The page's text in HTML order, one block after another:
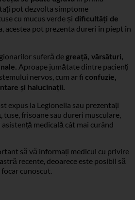
se poate agravaîn prima
pot dezvolta simptome
cu mucus verde șidificultăți de
acestea pot prezenta dureri în piept în
suferă degreață, vărsături,
Aproape jumătate dintre pacienți
nervos, cum ar fi
expus la Legionella sau prezentați
frisoane sau dureri musculare,
medicală cât mai curând
să vă informați medicul cu privire
recente, deoarece este posibil să